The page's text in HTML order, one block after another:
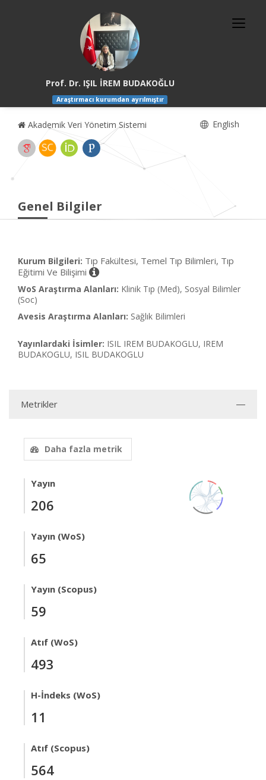
Prof. Dr. IŞIL İREM BUDAKOĞLU
Araştırmacı kurumdan ayrılmıştır
Akademik Veri Yönetim Sistemi English
Genel Bilgiler
Kurum Bilgileri: Tıp Fakültesi, Temel Tıp Bilimleri, Tıp
Eğitimi Ve Bilişimi
WoS Araştırma Alanları: Klinik Tıp (Med), Sosyal Bilimler
(Soc)
Avesis Araştırma Alanları: Sağlık Bilimleri
Yayınlardaki İsimler: ISIL IREM BUDAKOGLU, IREM
BUDAKOGLU, ISIL BUDAKOGLU
Metrikler
Daha fazla metrik
Yayın
206
Yayın (WoS)
65
Yayın (Scopus)
59
Atıf (WoS)
493
H-İndeks (WoS)
11
Atıf (Scopus)
564